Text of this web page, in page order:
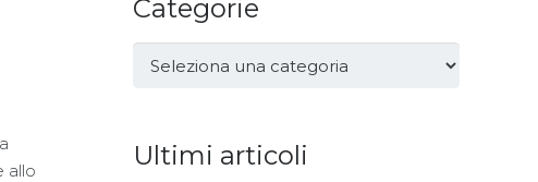
allo
Categorie
Categorie
Ultimi articoli